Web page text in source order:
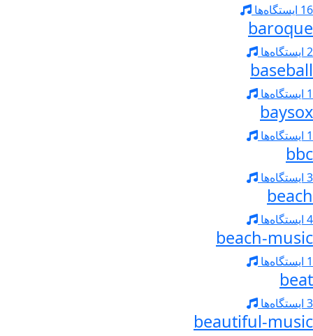
16 ایستگاه‌ها
baroque
2 ایستگاه‌ها
baseball
1 ایستگاه‌ها
baysox
1 ایستگاه‌ها
bbc
3 ایستگاه‌ها
beach
4 ایستگاه‌ها
beach-music
1 ایستگاه‌ها
beat
3 ایستگاه‌ها
beautiful-music